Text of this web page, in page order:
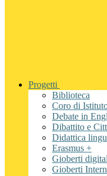
Progetti
Biblioteca
Coro di
Debate in
Dibattito e
Didattica
Erasmus +
Gioberti
Gioberti